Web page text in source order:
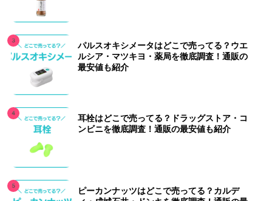
パルスオキシメータはどこで売ってる？ウエ
ルシア・マツキヨ・薬局を徹底調査！通販の
最安値も紹介
耳栓はどこで売ってる？ドラッグストア・コ
ンビニを徹底調査！通販の最安値も紹介
ピーカンナッツはどこで売ってる？カルデ